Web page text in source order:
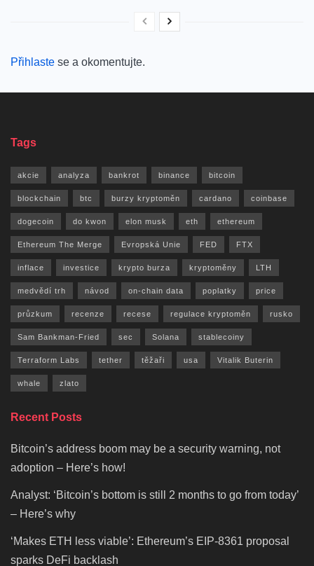
Přihlaste se a okomentujte.
Tags
akcie analyza bankrot binance bitcoin
blockchain btc burzy kryptoměn cardano coinbase
dogecoin do kwon elon musk eth ethereum
Ethereum The Merge Evropská Unie FED FTX
inflace investice krypto burza kryptoměny LTH
medvědí trh návod on-chain data poplatky price
průzkum recenze recese regulace kryptoměn rusko
Sam Bankman-Fried sec Solana stablecoiny
Terraform Labs tether těžaři usa Vitalik Buterin
whale zlato
Recent Posts
Bitcoin’s address boom may be a security warning, not
adoption – Here’s how!
Analyst: ‘Bitcoin’s bottom is still 2 months to go from today’
– Here’s why
‘Makes ETH less viable’: Ethereum’s EIP-8361 proposal
sparks DeFi backlash